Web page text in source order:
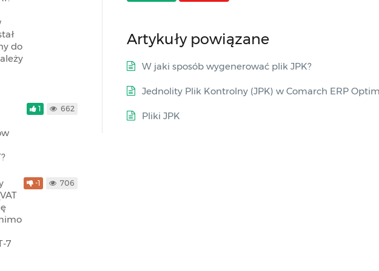
Artykuły powiązane
W jaki sposób wygenerować plik JPK?
Jednolity Plik Kontrolny (JPK) w Comarch ERP
Pliki JPK
do
1 662
7
-1 706